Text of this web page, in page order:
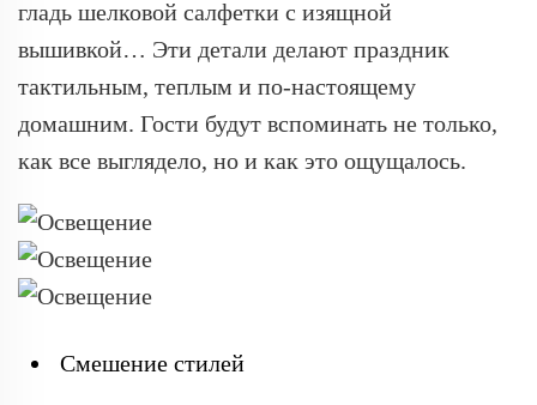
гладь шелковой салфетки с изящной
вышивкой… Эти детали делают праздник
тактильным, теплым и по-настоящему
домашним. Гости будут вспоминать не только,
как все выглядело, но и как это ощущалось.
Смешение стилей